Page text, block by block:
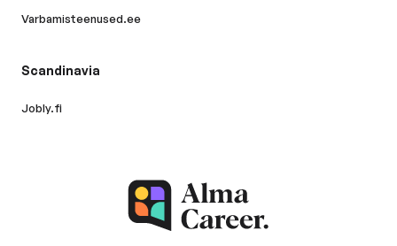
Varbamisteenused.ee
Scandinavia
Jobly.fi